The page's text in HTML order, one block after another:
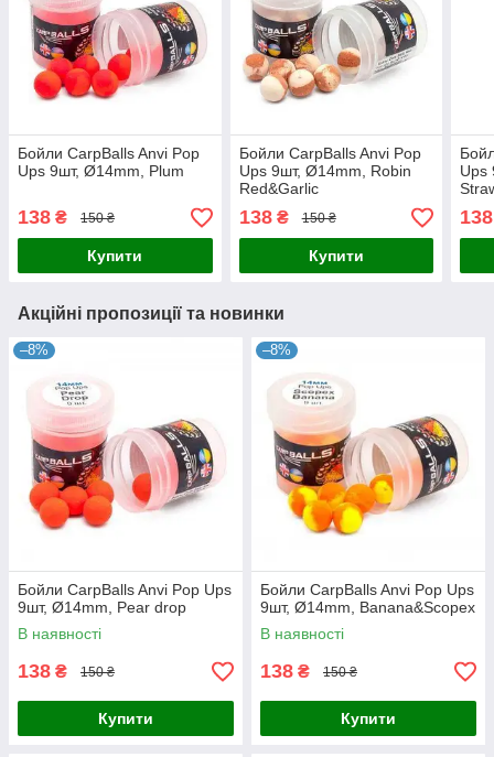
Бойли CarpBalls Anvi Pop
Ups 9шт, Ø14mm, Plum
138 ₴ 150 ₴
Купити
Бойли CarpBalls Anvi Pop
Ups 9шт, Ø14mm, Robin
Red&Garlic
138₴ 150 ₴
Купити
Ups
138
Акційні пропозиції та новинки
–8%
Бойли CarpBalls Anvi Pop Ups
9шт, Ø14mm, Pear drop
В наявності
138 ₴ 150 ₴
Купити
–8%
Бойли CarpBalls Anvi Pop Ups
9шт, Ø14mm, Banana&Scopex
В наявності
138 ₴ 150 ₴
Купити